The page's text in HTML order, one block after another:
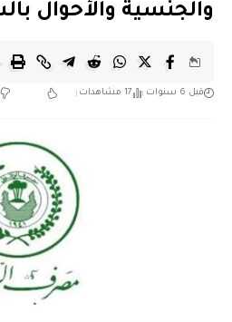
والجنسية والأحوال
قبل 6 سنوات 17 مشاهدات